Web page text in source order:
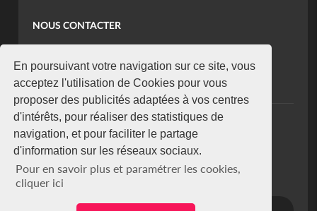
En poursuivant votre navigation sur ce site, vous
acceptez l'utilisation de Cookies pour vous
proposer des publicités adaptées à vos centres
d'intérêts, pour réaliser des statistiques de
navigation, et pour faciliter le partage
d'information sur les réseaux sociaux.
Pour en savoir plus et paramétrer les cookies,
cliquer ici
NOUS CONTACTER
koaci@yahoo.fr
+225 07 08 85 52 93
NEWSLETTER
Restez connecté via notre newsletter
S'abonner
Se désabonner